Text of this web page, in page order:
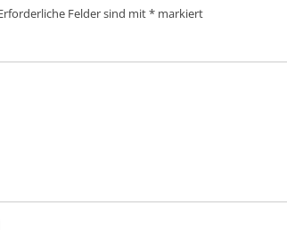
Felder sind mit*markiert